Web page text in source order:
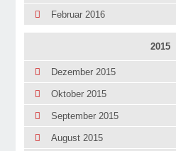
Februar 2016
2015
Dezember 2015
Oktober 2015
September 2015
August 2015